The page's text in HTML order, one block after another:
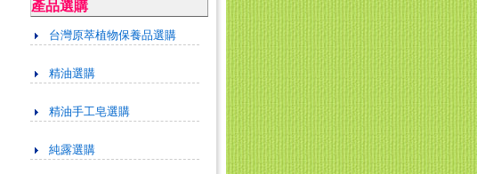
產品選購
台灣原萃植物保養品選購
精油選購
精油手工皂選購
純露選購